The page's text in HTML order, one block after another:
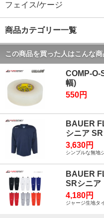
フェイス/ケージ
商品カテゴリー一覧
この商品を買った人はこんな
COMP-O-
幅)
550円
BAUER
シニア SR
3,630円
シンプルな無地
BAUER
SRシニア
4,180円
ジャージ生地タ